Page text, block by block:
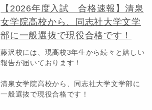
【2026年度入試 合格速報】清泉
女学院高校から、同志社大学文学
部に一般選抜で現役合格です！
藤沢校には、現高校3年生から続々と嬉しい
報告が届いております！
清泉女学院高校から、同志社大学文学部に
一般選抜で現役合格です！